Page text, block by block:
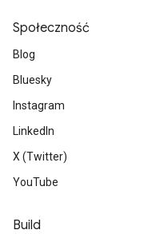
Społeczność
Blog
Bluesky
Instagram
LinkedIn
X (Twitter)
YouTube
Build